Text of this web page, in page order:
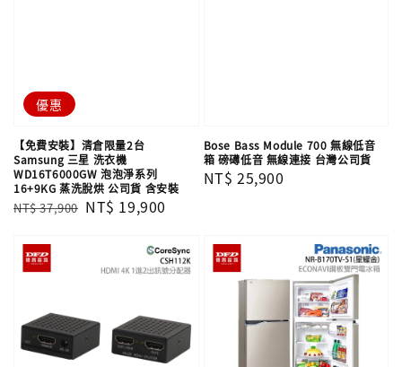
優惠
【免費安裝】清倉限量2台
Samsung 三星 洗衣機
WD16T6000GW 泡泡淨系列
16+9KG 蒸洗脫烘 公司貨 含安裝
Regular
NT$ 37,900 Sale
NT$ 19,900
Bose Bass Module 700 無線低音
箱 磅礡低音 無線連接 台灣公司貨
Regular
NT$ 25,900